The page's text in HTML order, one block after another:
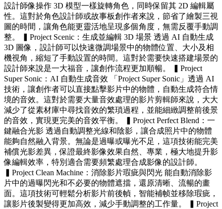
設計師像操作 3D 模型一樣旋轉角色，同時保留其 2D 編輯屬
性。這對於角色設計師或故事板創作者來說，節省了繪製三視
圖的時間，讓角色能更靈活地呈現多個角度，無需反覆手動調
整。 ▍Project Scenic：生成並編輯 3D 場景 透過 AI 自動生成
3D 圖像，設計師可以快速微調場景中的物體位置、大小及相
機視角，縮短了手動設置的時間。這對於需要快速搭建場景的
設計師來說是一大福音，讓創作流程更加順暢。 ▍Project
Super Sonic：AI 自動生成音效 「Project Super Sonic」透過 AI
技術，讓創作者可以直接點擊影片中的物體，自動生成符合情
境的音效。這對於需要大量音效處理的影片剪輯師來說，大大
減少了從素材庫中尋找音效的繁瑣過程，並能細緻調整前後景
的音效，實現更完美的音效平衡。 ▍Project Perfect Blend：一
鍵融合光影 透過自動調整光線和陰影，讓合成照片中的物體
能夠自然融入背景。無論是過曝或曝光不足，這項技術能完美
補償光影差異，保證最終影像效果自然、專業，極大地提升影
像編輯效率，特別適合需要頻繁處理合成影像的設計師。
▍Project Clean Machine：消除影片瑕疵與閃光 能自動消除影
片中的過曝閃光和不必要的物體遮擋，還原清晰、流暢的畫
面。這項技術可輕鬆分析影片前後幀，智能補帧並移除瑕疵，
讓影片後製變得更加高效，減少手動調整的工作量。 ▍Project